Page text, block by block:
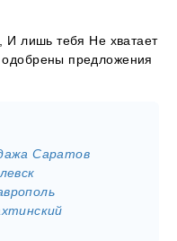
И лишь тебя Не хватает
предложения
Саратов